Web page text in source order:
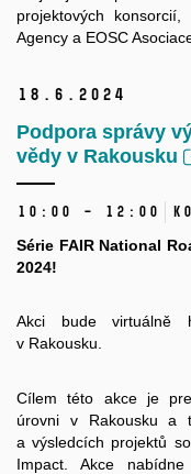
projektových
Agency a EOSC
18. 6. 2024
Podpora správy
vědy v Rakousku
10:00 – 12:00
Série FAIR National
2024!
Akci bude virtuálně
v Rakousku.
Cílem této akce je
úrovni v Rakousku a
a výsledcích projektů
Impact. Akce